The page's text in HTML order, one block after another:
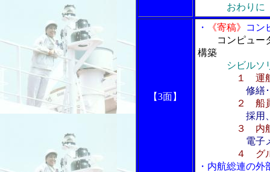
おわりに
【3面】
・ 《寄稿》
コン
コンピュー
構築
シビル
１ 運
修繕
２ 船
採用
３ 内
電子
４ グ
・内航総連の外